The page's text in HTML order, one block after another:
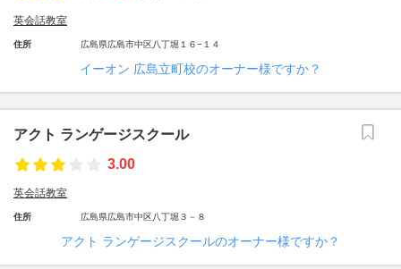
英会話教室
住所 広島県広島市中区八丁堀１６−１４
イーオン 広島立町校のオーナー様ですか？
アクト ランゲージスクール
3.00
英会話教室
住所 広島県広島市中区八丁堀３－８
アクト ランゲージスクールのオーナー様ですか？